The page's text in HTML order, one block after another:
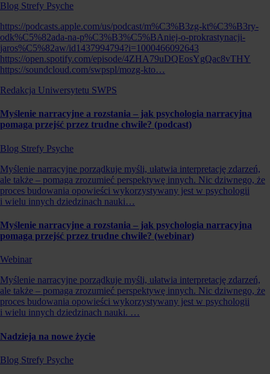
Blog Strefy Psyche
https://podcasts.apple.com/us/podcast/m%C3%B3zg-kt%C3%B3ry-
odk%C5%82ada-na-p%C3%B3%C5%BAniej-o-prokrastynacji-
jaros%C5%82aw/id1437994794?i=1000466092643
https://open.spotify.com/episode/4ZHA79uDQEosYgQac8vTHY
https://soundcloud.com/swpspl/mozg-kto…
Redakcja Uniwersytetu SWPS
Myślenie narracyjne a rozstania – jak psychologia narracyjna
pomaga przejść przez trudne chwile? (podcast)
Blog Strefy Psyche
Myślenie narracyjne porządkuje myśli, ułatwia interpretację zdarzeń,
ale także – pomaga zrozumieć perspektywę innych. Nic dziwnego, że
proces budowania opowieści wykorzystywany jest w psychologii
i wielu innych dziedzinach nauki…
Myślenie narracyjne a rozstania – jak psychologia narracyjna
pomaga przejść przez trudne chwile? (webinar)
Webinar
Myślenie narracyjne porządkuje myśli, ułatwia interpretację zdarzeń,
ale także – pomaga zrozumieć perspektywę innych. Nic dziwnego, że
proces budowania opowieści wykorzystywany jest w psychologii
i wielu innych dziedzinach nauki. …
Nadzieja na nowe życie
Blog Strefy Psyche